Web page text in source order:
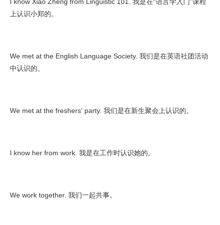
上认识小郑的。
We met at the English Language Society. 我们是在英语社团活动
中认识的。
We met at the freshers' party. 我们是在新生聚会上认识的。
I know her from work. 我是在工作时认识她的。
We work together. 我们一起共事。